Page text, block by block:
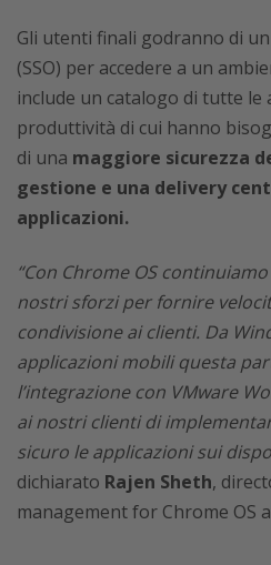
Gli utenti finali godranno di
(SSO) per accedere a un
include un catalogo di tutte le
produttività di cui hanno
di una maggiore sicurezza
gestione e una delivery
applicazioni.
“Con Chrome OS
nostri sforzi per fornire
condivisione ai clienti. Da
applicazioni mobili questa
l’integrazione con VMware
ai nostri clienti di
sicuro le applicazioni sui
dichiarato Rajen Sheth,
management for Chrome OS